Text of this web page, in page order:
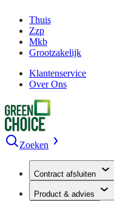
Thuis
Zzp
Mkb
Grootzakelijk
Klantenservice
Over Ons
Zoeken
Contract afsluiten
Product & advies